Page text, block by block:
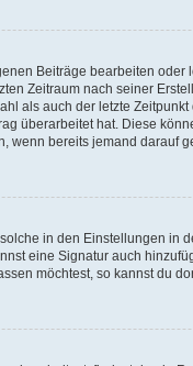
Beiträge bearbeiten
Zeitraum nach seiner
als auch der letzte
überarbeitet hat. Diese
wenn bereits jemand darauf
in den Einstellungen
eine Signatur auch
möchtest, so kannst du